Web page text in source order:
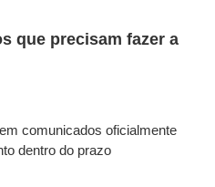
que precisam fazer a
comunicados oficialmente
dentro do prazo